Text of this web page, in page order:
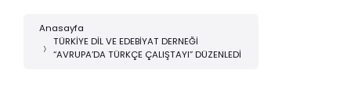
Anasayfa
TÜRKİYE DİL VE EDEBİYAT DERNEĞİ
“AVRUPA’DA TÜRKÇE ÇALIŞTAYI” DÜZENLEDİ